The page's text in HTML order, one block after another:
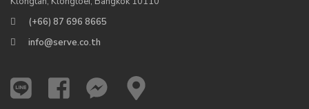
(+66) 87 696 8665
info@serve.co.th